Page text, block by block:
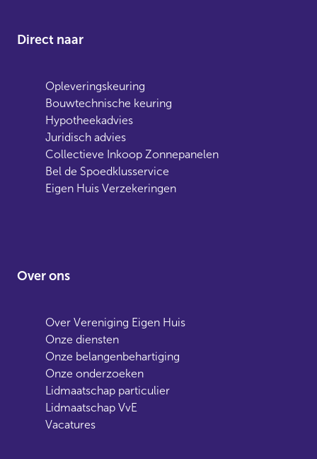
Direct naar
Opleveringskeuring
Bouwtechnische keuring
Hypotheekadvies
Juridisch advies
Collectieve Inkoop Zonnepanelen
Bel de Spoedklusservice
Eigen Huis Verzekeringen
Over ons
Over Vereniging Eigen Huis
Onze diensten
Onze belangenbehartiging
Onze onderzoeken
Lidmaatschap particulier
Lidmaatschap VvE
Vacatures